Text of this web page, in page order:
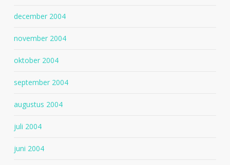
december 2004
november 2004
oktober 2004
september 2004
augustus 2004
juli 2004
juni 2004